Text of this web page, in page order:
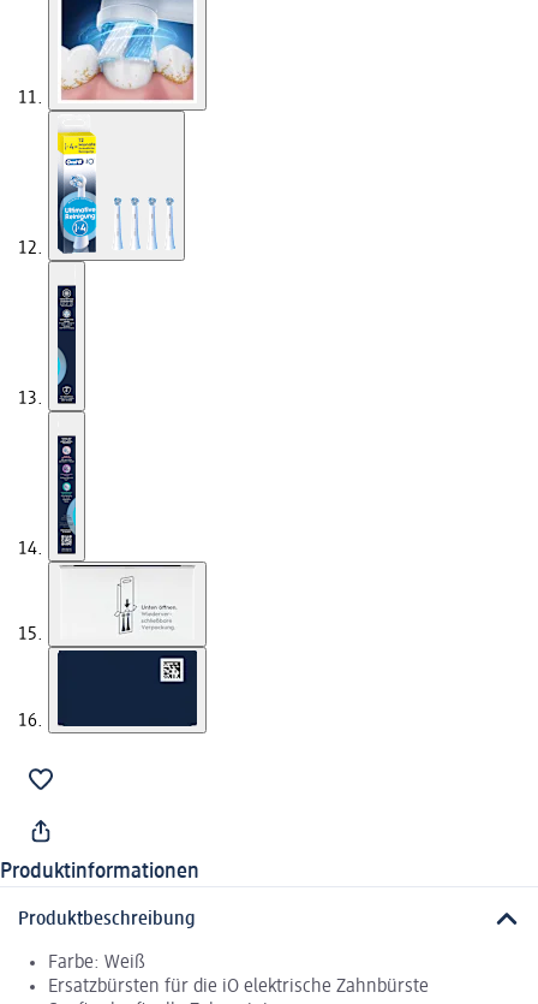
Produktinformationen
Produktbeschreibung
Farbe: Weiß
Ersatzbürsten für die iO elektrische Zahnbürste